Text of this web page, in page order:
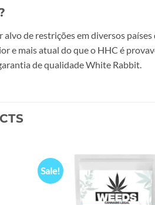
de restrições em diversos
e mais atual do que o HHC é
de qualidade White Rabbit.
Sale!